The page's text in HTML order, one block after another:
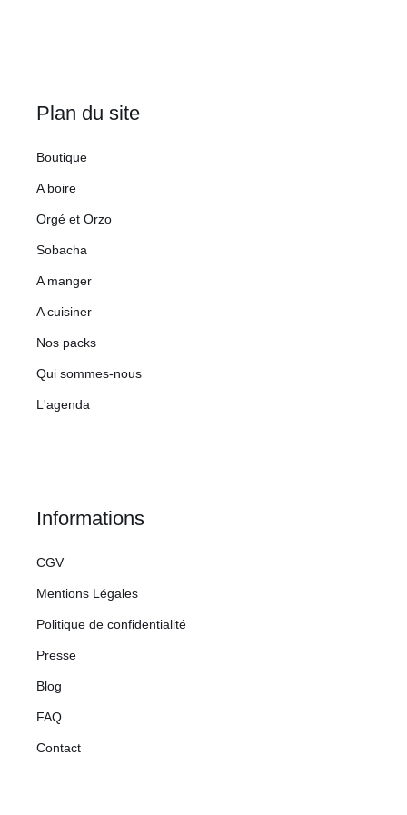
Plan du site
Boutique
A boire
Orgé et Orzo
Sobacha
A manger
A cuisiner
Nos packs
Qui sommes-nous
L'agenda
Informations
CGV
Mentions Légales
Politique de confidentialité
Presse
Blog
FAQ
Contact